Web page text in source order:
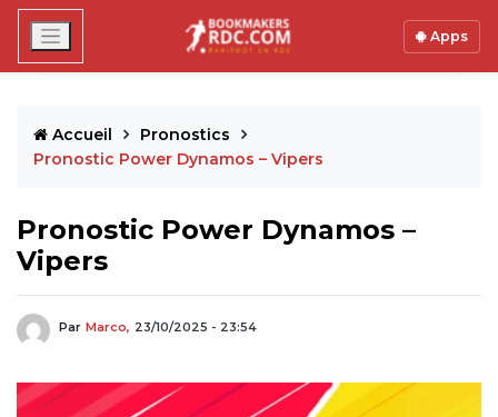
Apps
Accueil
Pronostics
Pronostic Power Dynamos – Vipers
Pronostic Power Dynamos –
Vipers
Par Marco, 23/10/2025 - 23:54